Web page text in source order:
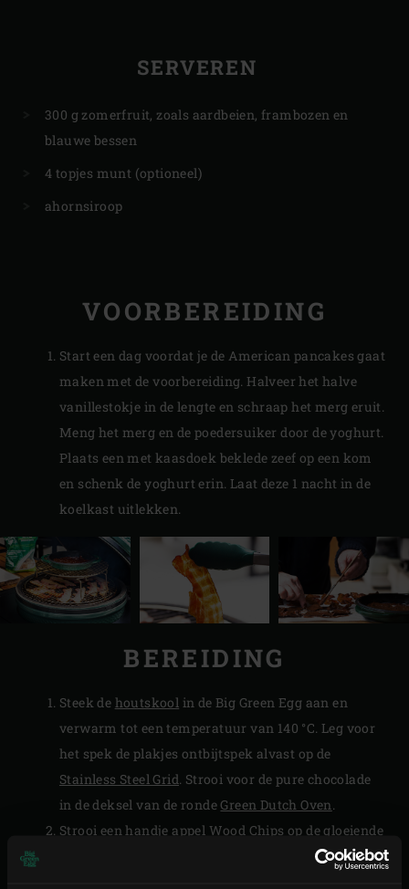
SERVEREN
300 g zomerfruit, zoals aardbeien, frambozen en
blauwe bessen
4 topjes munt (optioneel)
ahornsiroop
VOORBEREIDING
Start een dag voordat je de American pancakes gaat
maken met de voorbereiding. Halveer het halve
vanillestokje in de lengte en schraap het merg eruit.
Meng het merg en de poedersuiker door de yoghurt.
Plaats een met kaasdoek beklede zeef op een kom
en schenk de yoghurt erin. Laat deze 1 nacht in de
koelkast uitlekken.
BEREIDING
Steek de houtskool in de Big Green Egg aan en
verwarm tot een temperatuur van 140 °C. Leg voor
het spek de plakjes ontbijtspek alvast op de
Stainless Steel Grid. Strooi voor de pure chocolade
in de deksel van de rondeGreen Dutch Oven.
Strooi een handje appel Wood Chips op de gloeiende
en leg het rooster